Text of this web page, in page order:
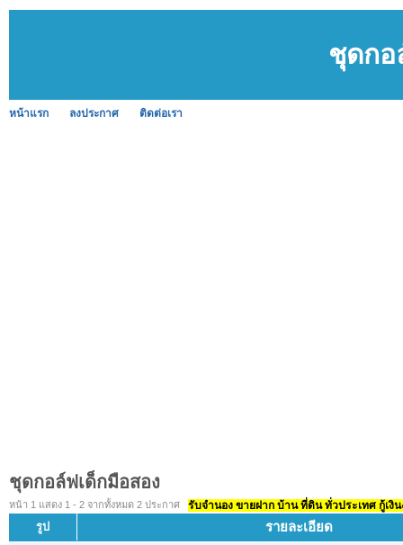
ชุดกอ
หน้าแรก ลงประกาศ ติดต่อเรา
ชุดกอล์ฟเด็กมือสอง
หน้า 1 แสดง 1 - 2 จากทั้งหมด 2 ประกาศ รับจำนอง ขายฝาก บ้าน ที่ดิน ทั่วประเทศ กู้เงิ
รูป รายละเอียด